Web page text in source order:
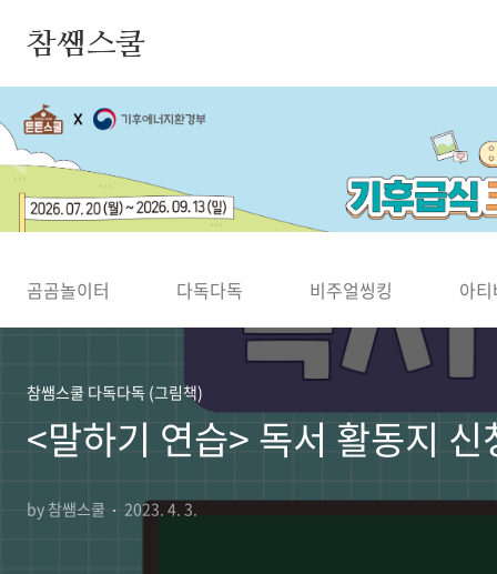
참쌤스쿨
◀
곰곰놀이터 다독다독 비주얼씽킹 아
참쌤스쿨 다독다독 (그림책)
<말하기 연습> 독서 활동지 신
by 참쌤스쿨 2023. 4. 3.